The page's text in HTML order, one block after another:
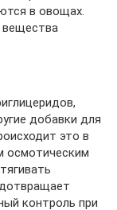
в овощах.
вещества
добавки для
это в
осмотическим
контроль при